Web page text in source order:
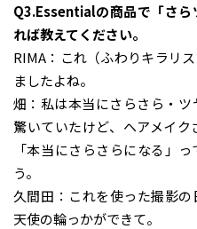
Q3.Essentialの商品で「さら
れば教えてください。
RIMA：これ（ふわりキラリ
ましたよね。
畑：私は本当にさらさら・
驚いていたけど、ヘアメイク
「本当にさらさらになる」
う。
久間田：これを使った撮影
天使の輪っかができて。